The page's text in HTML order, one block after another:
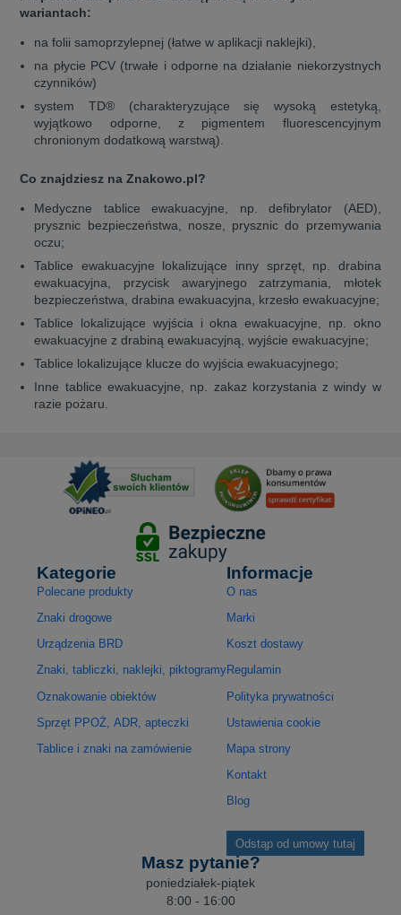
wariantach:
na folii samoprzylepnej (łatwe w aplikacji naklejki),
na płycie PCV (trwałe i odporne na działanie niekorzystnych
czynników)
system TD® (charakteryzujące się wysoką estetyką,
wyjątkowo odporne, z pigmentem fluorescencyjnym
chronionym dodatkową warstwą).
Co znajdziesz na Znakowo.pl?
Medyczne tablice ewakuacyjne, np. defibrylator (AED),
prysznic bezpieczeństwa, nosze, prysznic do przemywania
oczu;
Tablice ewakuacyjne lokalizujące inny sprzęt, np. drabina
ewakuacyjna, przycisk awaryjnego zatrzymania, młotek
bezpieczeństwa, drabina ewakuacyjna, krzesło ewakuacyjne;
Tablice lokalizujące wyjścia i okna ewakuacyjne, np. okno
ewakuacyjne z drabiną ewakuacyjną, wyjście ewakuacyjne;
Tablice lokalizujące klucze do wyjścia ewakuacyjnego;
Inne tablice ewakuacyjne, np. zakaz korzystania z windy w
razie pożaru.
Kategorie
Polecane produkty
Znaki drogowe
Urządzenia BRD
Znaki, tabliczki, naklejki, piktogramy
Oznakowanie obiektów
Sprzęt PPOŻ, ADR, apteczki
Tablice i znaki na zamówienie
Informacje
O nas
Marki
Koszt dostawy
Regulamin
Polityka prywatności
Ustawienia cookie
Mapa strony
Kontakt
Blog
Odstąp od umowy tutaj
Masz pytanie?
poniedziałek-piątek
8:00 - 16:00